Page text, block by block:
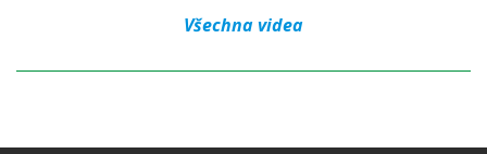
Všechna videa